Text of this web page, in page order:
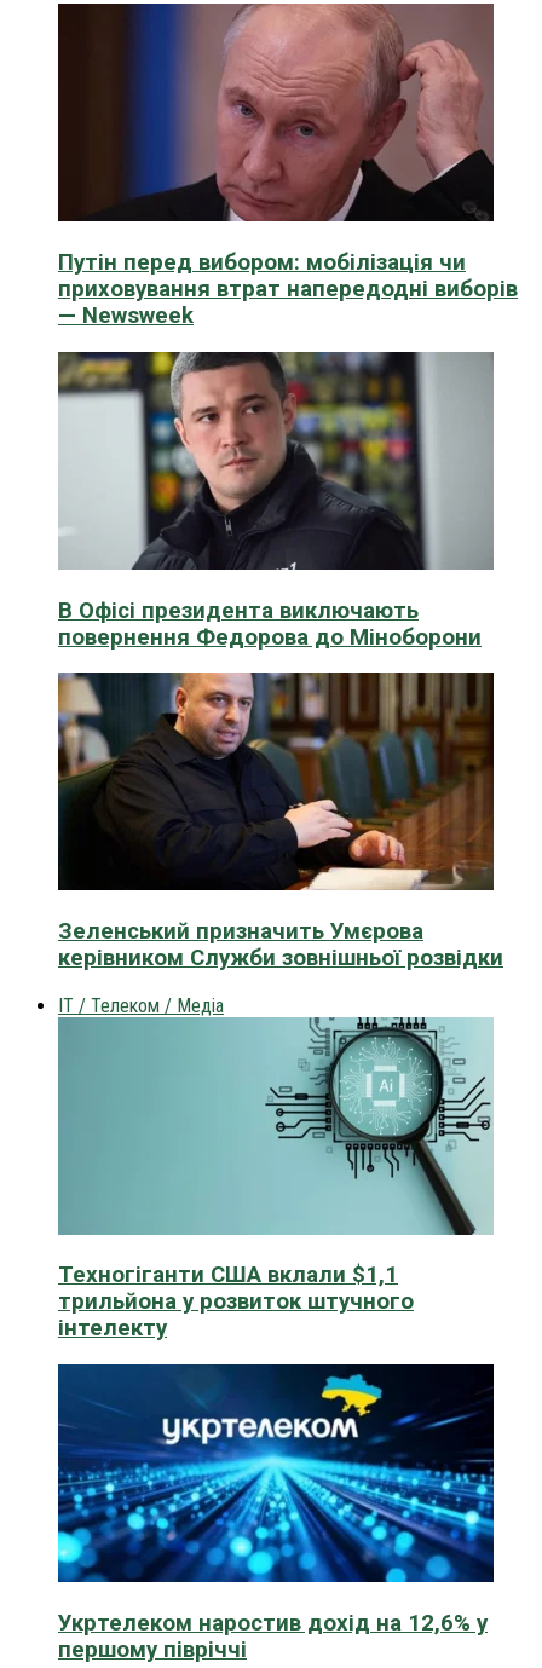
Путін перед вибором: мобілізація чи
приховування втрат напередодні виборів
— Newsweek
В Офісі президента виключають
повернення Федорова до Міноборони
Зеленський призначить Умєрова
керівником Служби зовнішньої розвідки
IT / Телеком / Медіа
Техногіганти США вклали $1,1
трильйона у розвиток штучного
інтелекту
Укртелеком наростив дохід на 12,6% у
першому півріччі